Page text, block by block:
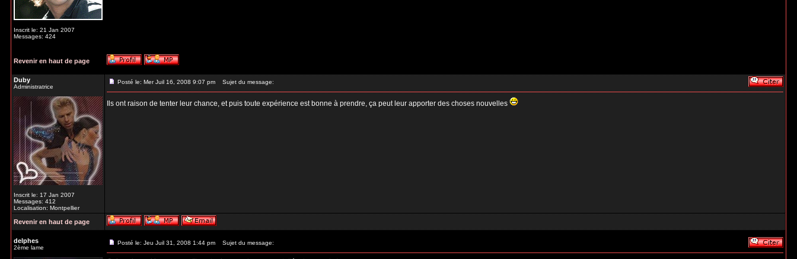
Inscrit le: 21 Jan 2007
Messages: 424
Revenir en haut de page
Duby
Administratrice
Inscrit le: 17 Jan 2007
Messages: 412
Localisation: Montpellier
Posté le: Mer Juil 16, 2008 9:07 pm Sujet du message:
Ils ont raison de tenter leur chance, et puis toute expérience est bonne à prendre, ça peut leur apporter des choses nouvelles
Revenir en haut de page
delphes
2ème lame
Posté le: Jeu Juil 31, 2008 1:44 pm Sujet du message: